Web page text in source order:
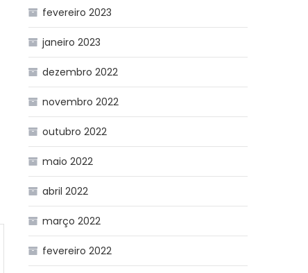
fevereiro 2023
janeiro 2023
dezembro 2022
novembro 2022
outubro 2022
maio 2022
abril 2022
março 2022
fevereiro 2022